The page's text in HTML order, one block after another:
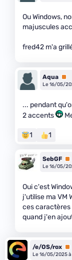
Ou Windows,
majuscules
fred42 m'a
Aqua
Le 16/05/
... pendant
2 accents
1 1
SebGF
Le 16/05/
Oui c'est
j'utilise ma VM
ces caractères
quand j'en
/e/OS/rox
Le 16/05/2025 à